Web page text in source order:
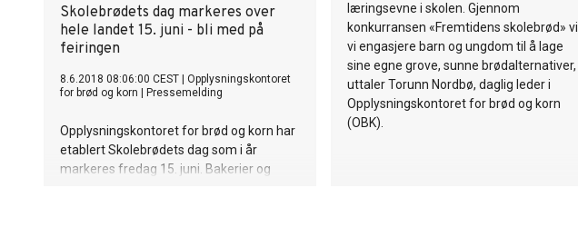
Skolebrødets dag markeres over
hele landet 15. juni - bli med på
feiringen
8.6.2018 08:06:00 CEST
Opplysningskontoret
for brød og korn
Pressemelding
Opplysningskontoret for brød og korn har
etablert Skolebrødets dag som i år
markeres fredag 15. juni. Bakerier og
læringsevne i skolen. Gjennom
konkurransen «Fremtidens skolebrød» vil
vi engasjere barn og ungdom til å lage
sine egne grove, sunne brødalternativer,
uttaler Torunn Nordbø, daglig leder i
Opplysningskontoret for brød og korn
(OBK).